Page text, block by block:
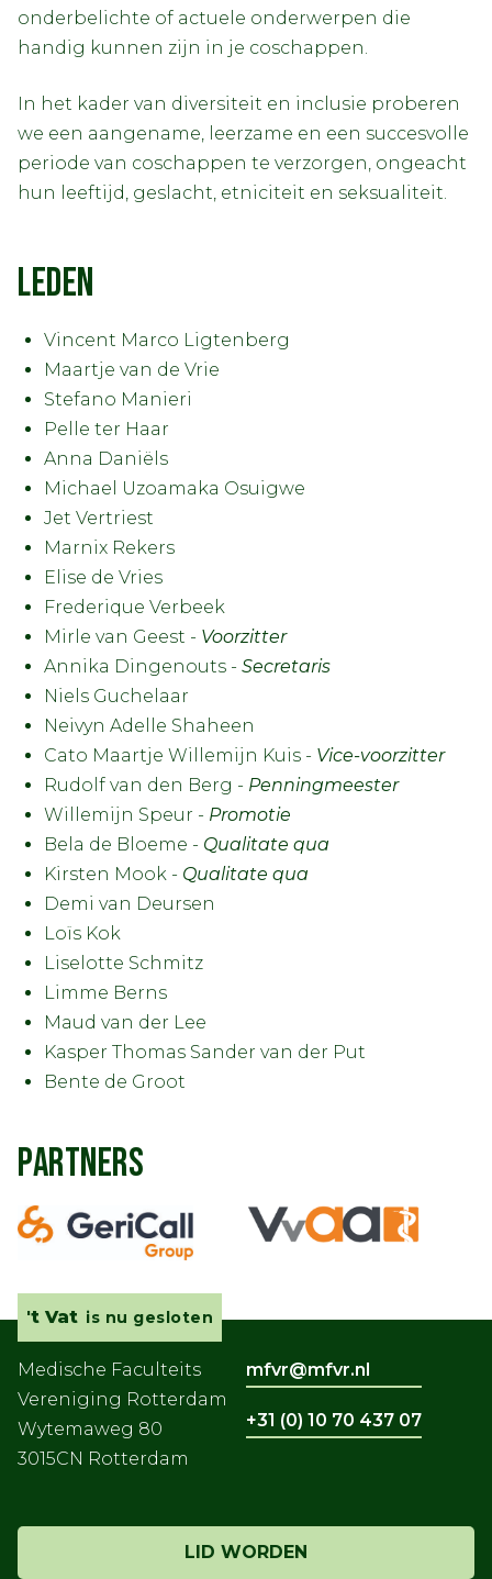
onderbelichte of actuele onderwerpen die
handig kunnen zijn in je coschappen.
In het kader van diversiteit en inclusie proberen
we een aangename, leerzame en een succesvolle
periode van coschappen te verzorgen, ongeacht
hun leeftijd, geslacht, etniciteit en seksualiteit.
LEDEN
Vincent Marco Ligtenberg
Maartje van de Vrie
Stefano Manieri
Pelle ter Haar
Anna Daniëls
Michael Uzoamaka Osuigwe
Jet Vertriest
Marnix Rekers
Elise de Vries
Frederique Verbeek
Mirle van Geest - Voorzitter
Annika Dingenouts - Secretaris
Niels Guchelaar
Neivyn Adelle Shaheen
Cato Maartje Willemijn Kuis - Vice-voorzitter
Rudolf van den Berg - Penningmeester
Willemijn Speur - Promotie
Bela de Bloeme - Qualitate qua
Kirsten Mook - Qualitate qua
Demi van Deursen
Loïs Kok
Liselotte Schmitz
Limme Berns
Maud van der Lee
Kasper Thomas Sander van der Put
Bente de Groot
PARTNERS
't Vat is nu gesloten
Medische Faculteits
Vereniging Rotterdam
Wytemaweg 80
3015CN Rotterdam
LID WORDEN
mfvr@mfvr.nl
+31 (0) 10 70 437 07